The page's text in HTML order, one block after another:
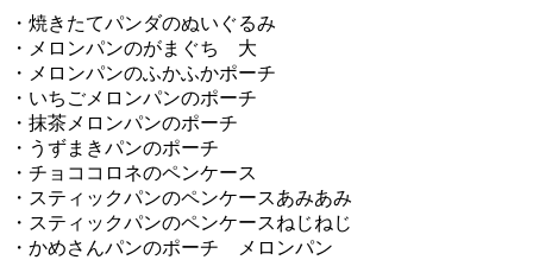
・焼きたてパンダのぬいぐるみ
・メロンパンのがまぐち 大
・メロンパンのふかふかポーチ
・いちごメロンパンのポーチ
・抹茶メロンパンのポーチ
・うずまきパンのポーチ
・チョココロネのペンケース
・スティックパンのペンケースあみあみ
・スティックパンのペンケースねじねじ
・かめさんパンのポーチ メロンパン